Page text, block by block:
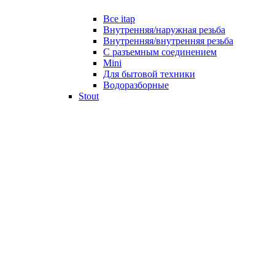
Все itap
Внутренняя/наружная резьба
Внутренняя/внутренняя резьба
С разъемным соединением
Mini
Для бытовой техники
Водоразборные
Stout